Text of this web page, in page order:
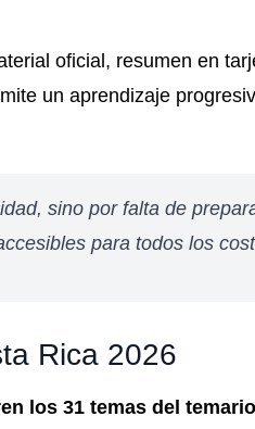
oficial, resumen en
un aprendizaje
sino por falta de
para todos los
Rica 2026
los 31 temas del